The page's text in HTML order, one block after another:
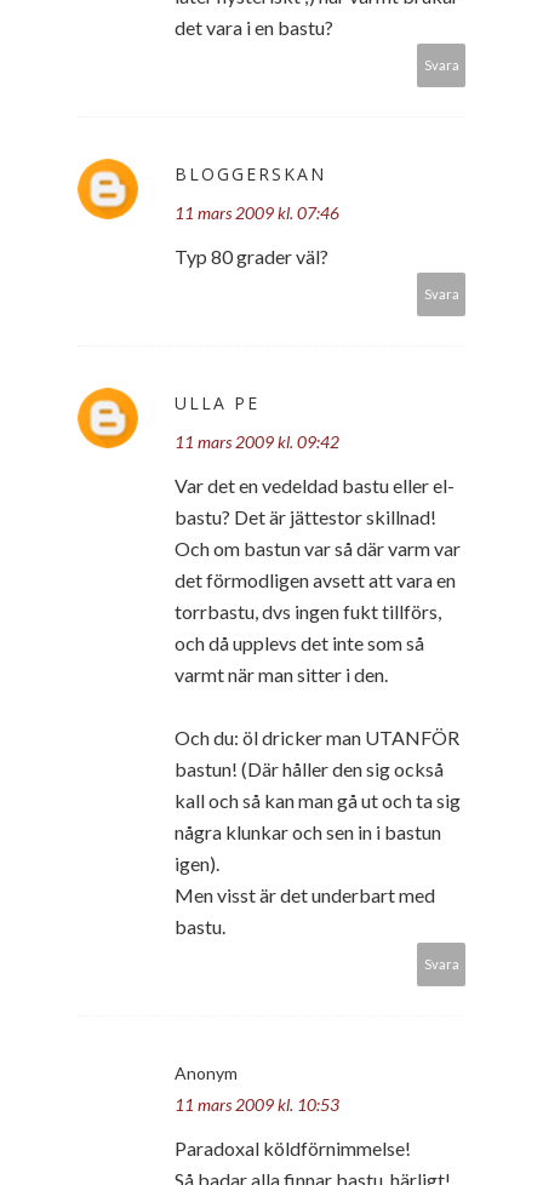
det vara i en bastu?
Svara
BLOGGERSKAN
11 mars 2009 kl. 07:46
Typ 80 grader väl?
Svara
ULLA PE
11 mars 2009 kl. 09:42
Var det en vedeldad bastu eller el-
bastu? Det är jättestor skillnad!
Och om bastun var så där varm var
det förmodligen avsett att vara en
torrbastu, dvs ingen fukt tillförs,
och då upplevs det inte som så
varmt när man sitter i den.
Och du: öl dricker man UTANFÖR
bastun! (Där håller den sig också
kall och så kan man gå ut och ta sig
några klunkar och sen in i bastun
igen).
Men visst är det underbart med
bastu.
Svara
Anonym
11 mars 2009 kl. 10:53
Paradoxal köldförnimmelse!
Så badar alla finnar bastu, härligt!